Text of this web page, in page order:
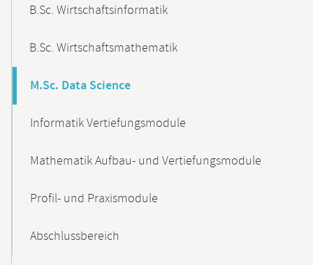
B.Sc. Wirtschaftsinformatik
B.Sc. Wirtschaftsmathematik
M.Sc. Data Science
Informatik Vertiefungsmodule
Mathematik Aufbau- und Vertiefungsmodule
Profil- und Praxismodule
Abschlussbereich